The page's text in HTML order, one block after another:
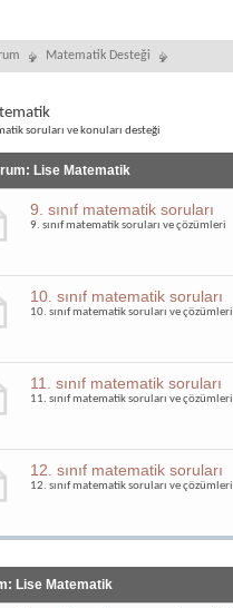
Matematik Desteği
soruları ve konuları desteği
Lise Matematik
9. sınıf matematik soruları
9. sınıf matematik soruları ve çözümleri
10. sınıf matematik soruları
10. sınıf matematik soruları ve çözümleri
11. sınıf matematik soruları
11. sınıf matematik soruları ve çözümleri
12. sınıf matematik soruları
12. sınıf matematik soruları ve çözümleri
Lise Matematik